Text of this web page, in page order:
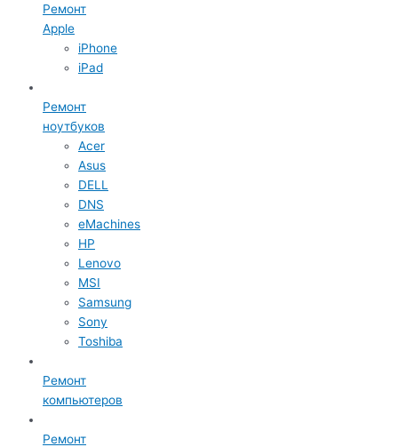
Ремонт
Apple
iPhone
iPad
Ремонт
ноутбуков
Acer
Asus
DELL
DNS
eMachines
HP
Lenovo
MSI
Samsung
Sony
Toshiba
Ремонт
компьютеров
Ремонт